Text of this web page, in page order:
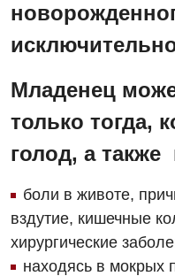
Младенец
только тогда,
голод, а также
боли в животе,
вздутие, кишечные
хирургические
находясь в мокрых